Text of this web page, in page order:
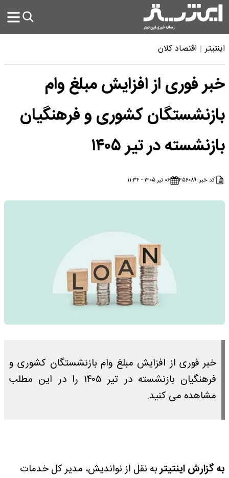
اینتیتر اقتصاد کلان
خبر فوری از افزایش مبلغ وام
بازنشستگان کشوری و فرهنگیان
بازنشسته در تیر ۱۴۰۵
کد خبر :۴۵۶۰۸۹ ۰۶ تیر ۱۴۰۵ - ۱۱:۳۴
خبر فوری از افزایش مبلغ وام بازنشستگان کشوری و
فرهنگیان بازنشسته در تیر ۱۴۰۵ را در این مطلب
مشاهده می کنید.
به گزارش اینتیتربه نقل از نواندیش، مدیر کل خدمات